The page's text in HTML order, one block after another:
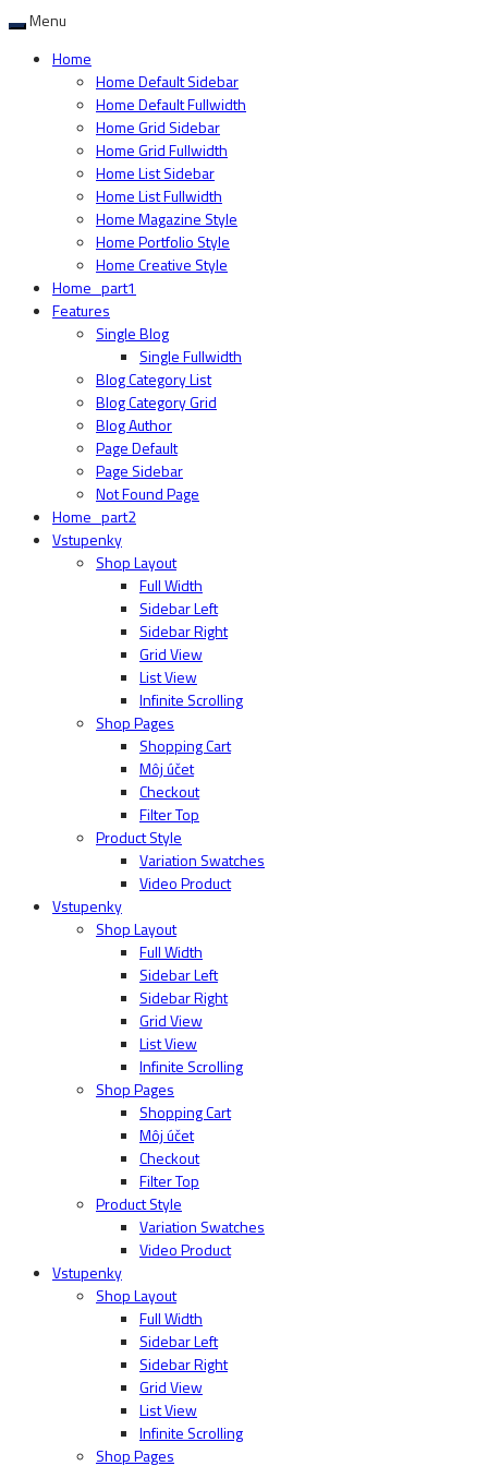
Menu
Home
Home Default Sidebar
Home Default Fullwidth
Home Grid Sidebar
Home Grid Fullwidth
Home List Sidebar
Home List Fullwidth
Home Magazine Style
Home Portfolio Style
Home Creative Style
Home_part1
Features
Single Blog
Single Fullwidth
Blog Category List
Blog Category Grid
Blog Author
Page Default
Page Sidebar
Not Found Page
Home_part2
Vstupenky
Shop Layout
Full Width
Sidebar Left
Sidebar Right
Grid View
List View
Infinite Scrolling
Shop Pages
Shopping Cart
Môj účet
Checkout
Filter Top
Product Style
Variation Swatches
Video Product
Vstupenky
Shop Layout
Full Width
Sidebar Left
Sidebar Right
Grid View
List View
Infinite Scrolling
Shop Pages
Shopping Cart
Môj účet
Checkout
Filter Top
Product Style
Variation Swatches
Video Product
Vstupenky
Shop Layout
Full Width
Sidebar Left
Sidebar Right
Grid View
List View
Infinite Scrolling
Shop Pages